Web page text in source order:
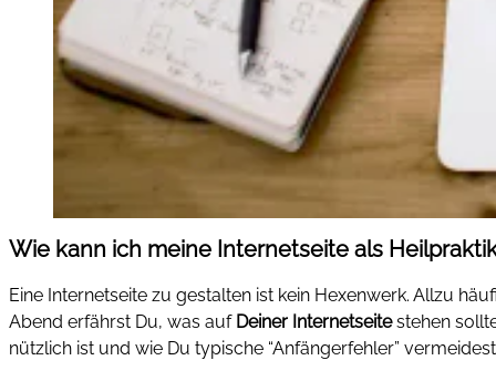
Wie kann ich meine Internetseite als
Eine Internetseite zu gestalten ist kein Hexenwerk. Allzu
Abend erfährst Du, was auf Deiner Internetseitestehen
nützlich ist und wie Du typische “Anfängerfehler”